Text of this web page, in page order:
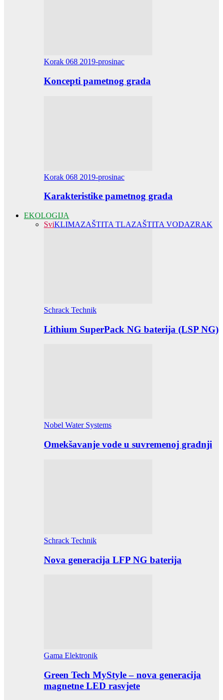
Korak 068 2019-prosinac
Koncepti pametnog grada
Korak 068 2019-prosinac
Karakteristike pametnog grada
EKOLOGIJA
SviKLIMAZAŠTITA TLAZAŠTITA VODAZRAK
Schrack Technik
Lithium SuperPack NG baterija (LSP NG)
Nobel Water Systems
Omekšavanje vode u suvremenoj gradnji
Schrack Technik
Nova generacija LFP NG baterija
Gama Elektronik
Green Tech MyStyle – nova generacija
magnetne LED rasvjete